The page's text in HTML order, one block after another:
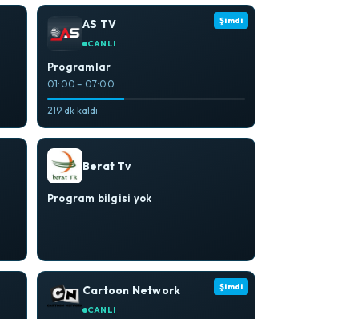
Şimdi
AS TV
CANLI
Programlar
01:00 – 07:00
219 dk kaldı
Berat Tv
Program bilgisi yok
Şimdi
Cartoon Network
CANLI